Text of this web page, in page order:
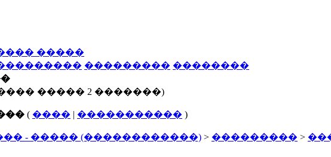
�����
��������� ��������
����� 2 �������)
( ���� | ����������� )
- ����� (������������) > ��������� >